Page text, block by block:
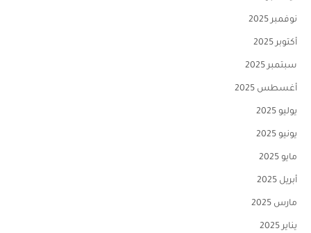
نوفمبر 2025
أكتوبر 2025
سبتمبر 2025
أغسطس 2025
يوليو 2025
يونيو 2025
مايو 2025
أبريل 2025
مارس 2025
يناير 2025